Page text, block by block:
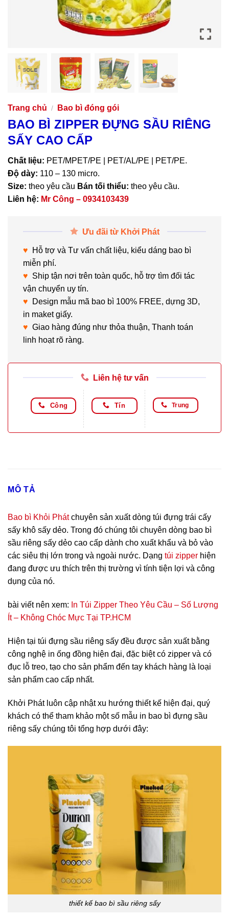
Trang chủ / Bao bì đóng gói
BAO BÌ ZIPPER ĐỰNG SẦU RIÊNG
SẤY CAO CẤP
Chất liệu: PET/MPET/PE | PET/AL/PE | PET/PE.
Độ dày: 110 – 130 micro.
Size: theo yêu cầu Bán tối thiểu: theo yêu cầu.
Liên hệ: Mr Công – 0934103439
Ưu đãi từ Khởi Phát
♥ Hỗ trợ và Tư vấn chất liệu, kiểu dáng bao bì
miễn phí.
♥ Ship tận nơi trên toàn quốc, hỗ trợ tìm đối tác
vận chuyển uy tín.
♥ Design mẫu mã bao bì 100% FREE, dựng 3D,
in maket giấy.
♥ Giao hàng đúng như thỏa thuận, Thanh toán
linh hoạt rõ ràng.
Liên hệ tư vấn
Công Tín Trung
MÔ TẢ
Bao bì Khỏi Phátchuyên sản xuất dòng túi đựng trái cấy
sấy khô sấy dẻo. Trong đó chúng tôi chuyên dòng bao bì
sầu riêng sấy dẻo cao cấp dành cho xuất khẩu và bỏ vào
các siêu thị lớn trong và ngoài nước. Dạng túi zipper hiện
đang được ưu thích trên thị trường vì tính tiện lợi và công
dụng của nó.
bài viết nên xem: In Túi Zipper Theo Yêu Cầu – Số Lượng
Ít – Không Chóc Mực Tại TP.HCM
Hiện tại túi đựng sầu riêng sấy đều được sản xuất bằng
công nghệ in ống đồng hiện đại, đặc biệt có zipper và có
đục lỗ treo, tạo cho sản phẩm đến tay khách hàng là loại
sản phẩm cao cấp nhất.
Khởi Phát luôn cập nhật xu hướng thiết kế hiện đại, quý
khách có thể tham khảo một số mẫu in bao bì đựng sầu
riêng sấy chúng tôi tổng hợp dưới đây:
thiết kế bao bì sầu riêng sấy